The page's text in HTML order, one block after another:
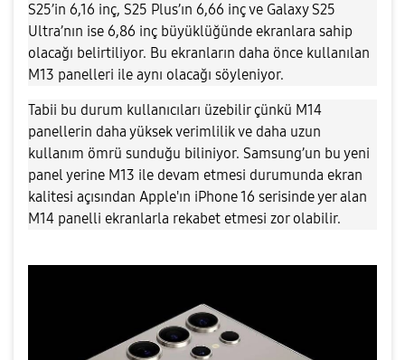
S25’in 6,16 inç, S25 Plus’ın 6,66 inç ve Galaxy S25
Ultra’nın ise 6,86 inç büyüklüğünde ekranlara sahip
olacağı belirtiliyor. Bu ekranların daha önce kullanılan
M13 panelleri ile aynı olacağı söyleniyor.
Tabii bu durum kullanıcıları üzebilir çünkü M14
panellerin daha yüksek verimlilik ve daha uzun
kullanım ömrü sunduğu biliniyor. Samsung’un bu yeni
panel yerine M13 ile devam etmesi durumunda ekran
kalitesi açısından Apple'ın iPhone 16 serisinde yer alan
M14 panelli ekranlarla rekabet etmesi zor olabilir.